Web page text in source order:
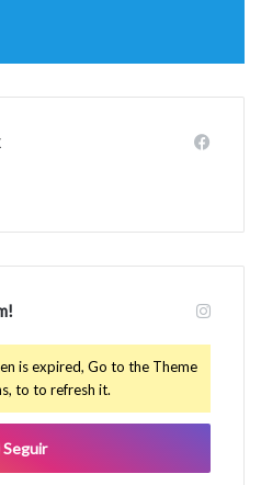
is expired, Go to the Theme
to to refresh it.
Seguir